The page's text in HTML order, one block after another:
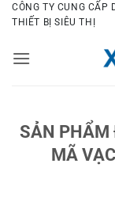
Bỏ
qua
dung
CÔNG TY CUNG CẤP
THIẾT BỊ SIÊU THỊ
SẢN PHẨM
MÃ